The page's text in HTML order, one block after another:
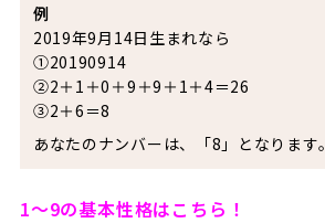
例
2019年9月14日生まれなら
①20190914
②2＋1＋0＋9＋9＋1＋4＝26
③2＋6＝8
あなたのナンバーは、「8」となります。
1～9の基本性格はこちら！